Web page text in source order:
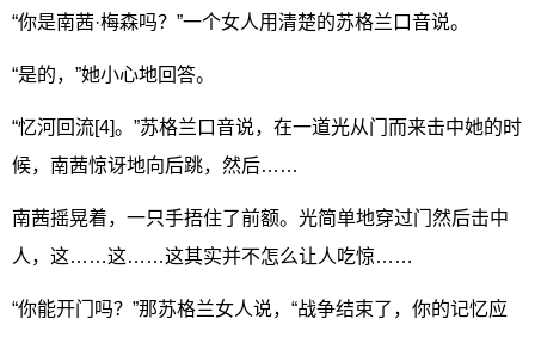
“你是南茜·梅森吗？”一个女人用清楚的苏格兰口音说。
“是的，”她小心地回答。
“忆河回流[4]。”苏格兰口音说，在一道光从门而来击中她的时
候，南茜惊讶地向后跳，然后……
南茜摇晃着，一只手捂住了前额。光简单地穿过门然后击中
人，这……这……这其实并不怎么让人吃惊……
“你能开门吗？”那苏格兰女人说，“战争结束了，你的记忆应